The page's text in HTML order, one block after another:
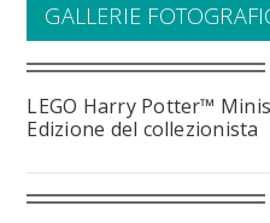
GALLERIE
LEGO Harry Potter™
Edizione del collezionista